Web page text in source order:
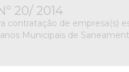
20/ 2014
contratação de empresa(s)
Municipais de